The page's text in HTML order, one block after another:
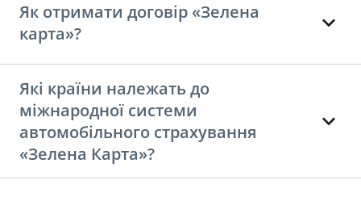
Як отримати договір «Зелена
карта»?
Які країни належать до
міжнародної системи
автомобільного страхування
«Зелена Карта»?